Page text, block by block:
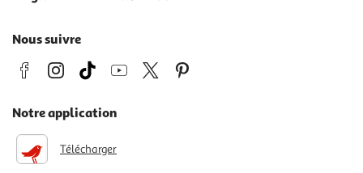
Nous suivre
Notre application
Télécharger